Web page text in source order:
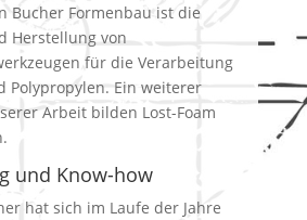
Bucher Formenbau ist die
Herstellung von
für die Verarbeitung
Polypropylen. Ein weiterer
Arbeit bilden Lost-Foam
und Know-how
hat sich im Laufe der Jahre